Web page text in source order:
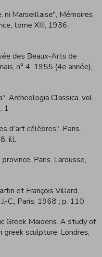
ni Marseillaise", Mémoires
tome XIII, 1936,
des Beaux-Arts de
n° 4, 1955 (4e année),
Archeologia Classica, vol.
1
d'art célèbres", Paris,
ill.
Paris, Larousse,
et François Villard,
C., Paris, 1968; p. 110
Greek Maidens. A study of
sculpture, Londres,